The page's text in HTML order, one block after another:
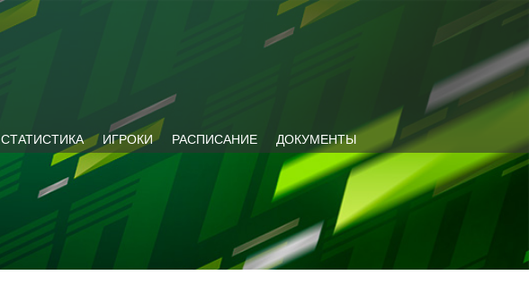
СТАТИСТИКА ИГРОКИ РАСПИСАНИЕ ДОКУМЕНТЫ